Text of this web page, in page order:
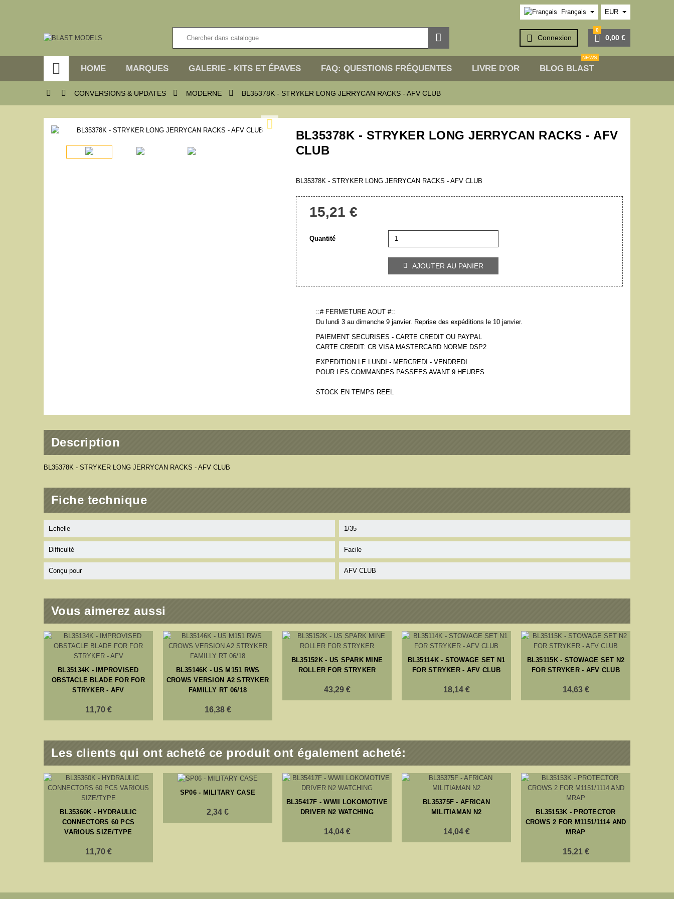
Français EUR
  Connexion  0,00 €
0
 HOME MARQUES GALERIE - KITS ET ÉPAVES FAQ: QUESTIONS FRÉQUENTES LIVRE D'OR BLOG BLAST
NEWS
  CONVERSIONS & UPDATES  MODERNE  BL35378K - STRYKER LONG JERRYCAN RACKS - AFV CLUB

BL35378K - STRYKER LONG JERRYCAN RACKS - AFV
CLUB
BL35378K - STRYKER LONG JERRYCAN RACKS - AFV CLUB
15,21 €
Quantité
 AJOUTER AU PANIER
::# FERMETURE AOUT #::
Du lundi 3 au dimanche 9 janvier. Reprise des expéditions le 10 janvier.
PAIEMENT SECURISES - CARTE CREDIT OU PAYPAL
CARTE CREDIT: CB VISA MASTERCARD NORME DSP2
EXPEDITION LE LUNDI - MERCREDI - VENDREDI
POUR LES COMMANDES PASSEES AVANT 9 HEURES
STOCK EN TEMPS REEL
Description
BL35378K - STRYKER LONG JERRYCAN RACKS - AFV CLUB
Fiche technique
Echelle 1/35
Difficulté Facile
Conçu pour AFV CLUB
Vous aimerez aussi
BL35134K - IMPROVISED
OBSTACLE BLADE FOR FOR
STRYKER - AFV
11,70 €
BL35146K - US M151 RWS
CROWS VERSION A2 STRYKER
FAMILLY RT 06/18
16,38 €
BL35152K - US SPARK MINE
ROLLER FOR STRYKER
43,29 €
BL35114K - STOWAGE SET N1
FOR STRYKER - AFV CLUB
18,14 €
BL35115K - STOWAGE SET N2
FOR STRYKER - AFV CLUB
14,63 €
Les clients qui ont acheté ce produit ont également acheté:
BL35360K - HYDRAULIC
CONNECTORS 60 PCS
VARIOUS SIZE/TYPE
11,70 €
SP06 - MILITARY CASE
2,34 €
BL35417F - WWII LOKOMOTIVE
DRIVER N2 WATCHING
14,04 €
BL35375F - AFRICAN
MILITIAMAN N2
14,04 €
BL35153K - PROTECTOR
CROWS 2 FOR M1151/1114 AND
MRAP
15,21 €